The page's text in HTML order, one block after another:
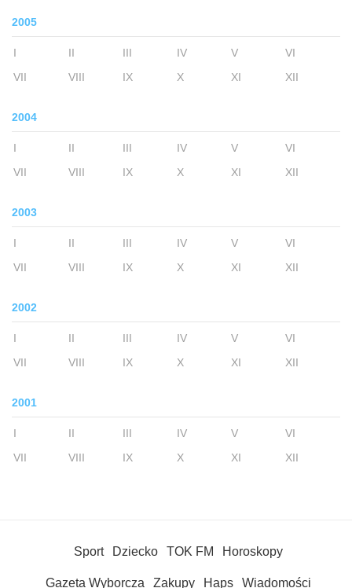
2005
I II III IV V
VI
VII
VIII IX X XI XII
2004
I II III IV V
VI
VII
VIII IX X XI XII
2003
I II III IV V
VI
VII
VIII IX X XI XII
2002
I II III IV V
VI
VII
VIII IX X XI XII
2001
I II III IV V
VI
VII
VIII IX X XI XII
Sport Dziecko TOK FM Horoskopy
Gazeta Wyborcza Zakupy Haps Wiadomości